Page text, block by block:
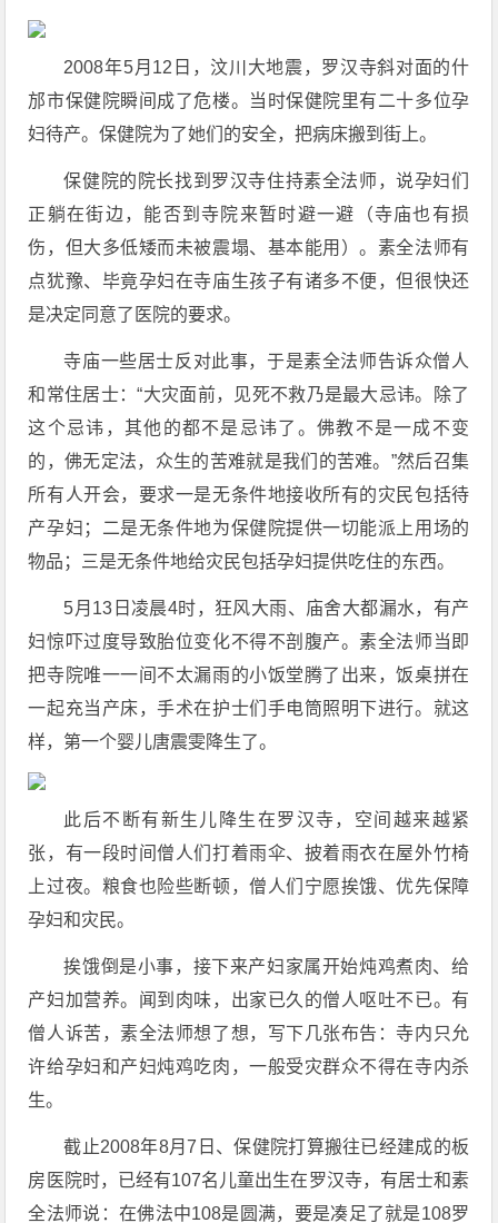
2008年5月12日，汶川大地震，罗汉寺斜对面的什
邡市保健院瞬间成了危楼。当时保健院里有二十多位孕
妇待产。保健院为了她们的安全，把病床搬到街上。
保健院的院长找到罗汉寺住持素全法师，说孕妇们
正躺在街边，能否到寺院来暂时避一避（寺庙也有损
伤，但大多低矮而未被震塌、基本能用）。素全法师有
点犹豫、毕竟孕妇在寺庙生孩子有诸多不便，但很快还
是决定同意了医院的要求。
寺庙一些居士反对此事，于是素全法师告诉众僧人
和常住居士：“大灾面前，见死不救乃是最大忌讳。除了
这个忌讳，其他的都不是忌讳了。佛教不是一成不变
的，佛无定法，众生的苦难就是我们的苦难。”然后召集
所有人开会，要求一是无条件地接收所有的灾民包括待
产孕妇；二是无条件地为保健院提供一切能派上用场的
物品；三是无条件地给灾民包括孕妇提供吃住的东西。
5月13日凌晨4时，狂风大雨、庙舍大都漏水，有产
妇惊吓过度导致胎位变化不得不剖腹产。素全法师当即
把寺院唯一一间不太漏雨的小饭堂腾了出来，饭桌拼在
一起充当产床，手术在护士们手电筒照明下进行。就这
样，第一个婴儿唐震雯降生了。
此后不断有新生儿降生在罗汉寺，空间越来越紧
张，有一段时间僧人们打着雨伞、披着雨衣在屋外竹椅
上过夜。粮食也险些断顿，僧人们宁愿挨饿、优先保障
孕妇和灾民。
挨饿倒是小事，接下来产妇家属开始炖鸡煮肉、给
产妇加营养。闻到肉味，出家已久的僧人呕吐不已。有
僧人诉苦，素全法师想了想，写下几张布告：寺内只允
许给孕妇和产妇炖鸡吃肉，一般受灾群众不得在寺内杀
生。
截止2008年8月7日、保健院打算搬往已经建成的板
房医院时，已经有107名儿童出生在罗汉寺，有居士和素
全法师说：在佛法中108是圆满，要是凑足了就是108罗